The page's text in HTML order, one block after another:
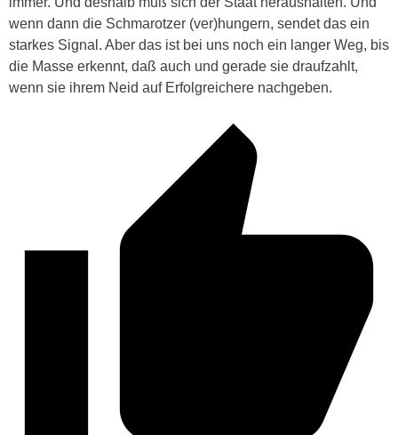
wenn dann die Schmarotzer (ver)hungern, sendet das ein
starkes Signal. Aber das ist bei uns noch ein langer Weg, bis
die Masse erkennt, daß auch und gerade sie draufzahlt,
wenn sie ihrem Neid auf Erfolgreichere nachgeben.